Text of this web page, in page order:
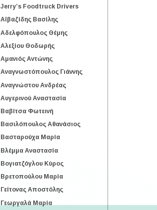
Jerry’s Foodtruck Drivers
Αϊβαζίδης Βασίλης
Αδελφόπουλος Θέμης
Αλεξίου Θοδωρής
Αμανιός Αντώνης
Αναγνωστόπουλος Γιάννης
Αναγνώστου Ανδρέας
Αυγερινού Αναστασία
Βαβίτσα Φωτεινή
Βασιλόπουλος Αθανάσιος
Βασταρούχα Μαρία
Βλέμμα Αναστασία
Βογιατζόγλου Κύρος
Βρετοπούλου Μαρία
Γείτονας Αποστόλης
Γεωργαλά Μαρία